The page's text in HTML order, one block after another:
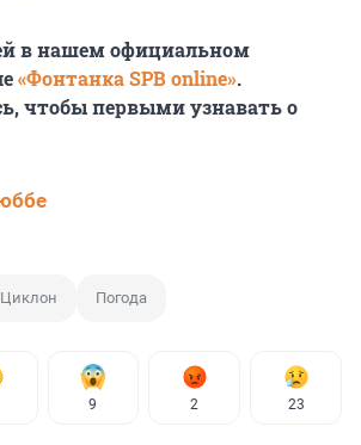
в нашем официальном
«Фонтанка SPB online».
чтобы первыми узнавать о
Циклон Погода
9 2 23